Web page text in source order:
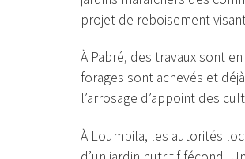
projet de reboisement
À Pabré, des travaux sont
forages sont achevés et
l’arrosage d’appoint des
À Loumbila, les autorités